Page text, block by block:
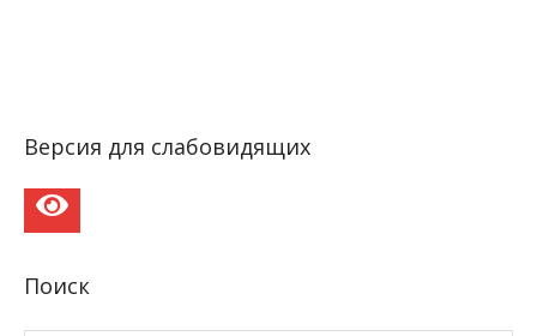
Версия для слабовидящих
Поиск